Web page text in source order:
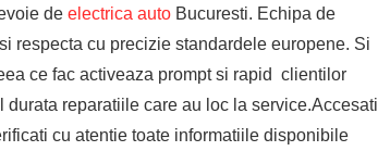
de electrica auto Bucuresti. Echipa de
respecta cu precizie standardele europene. Si
ce fac activeaza prompt si rapid clientilor
reparatiile care au loc la service.Accesati
cu atentie toate informatiile disponibile